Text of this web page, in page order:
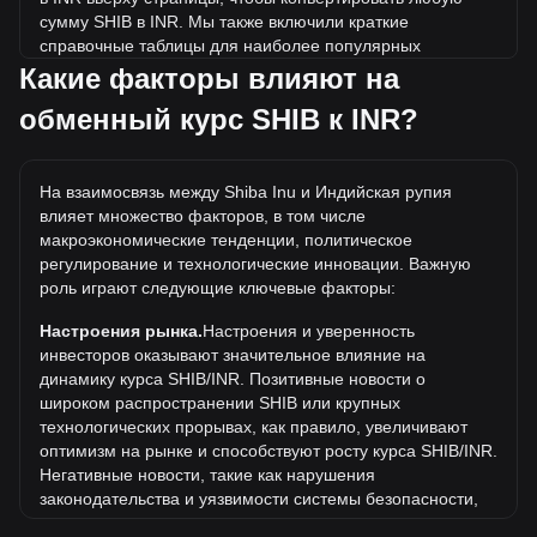
сумму SHIB в INR. Мы также включили краткие
справочные таблицы для наиболее популярных
конвертаций. Например, 5 INR эквивалентны 11,185.8
SHIB, а 5 SHIB будут стоить около 0.002235INR.
Какова самая высокая цена SHIB/INR в истории?
составляет ₹0.008431. Еще неизвестно, превысит ли
стоимость 1 SHIB в INR текущий исторический максимум.
Какова динамика цен в INR?
За последние 7 дней обменный курс Shiba Inu (SHIB)
снизился на 3.26%. За последний месяц обменный курс
следующей валюте: Индийская рупия (INR).
Какие факторы влияют на
обменный курс SHIB к INR?
На взаимосвязь между Shiba Inu и Индийская рупия
влияет множество факторов, в том числе
макроэкономические тенденции, политическое
регулирование и технологические инновации. Важную
роль играют следующие ключевые факторы:
Настроения рынка.Настроения и уверенность
инвесторов оказывают значительное влияние на
динамику курса SHIB/INR. Позитивные новости о
широком распространении SHIB или крупных
технологических прорывах, как правило, увеличивают
оптимизм на рынке и способствуют росту курса SHIB/INR.
Негативные новости, такие как нарушения
законодательства и уязвимости системы безопасности,